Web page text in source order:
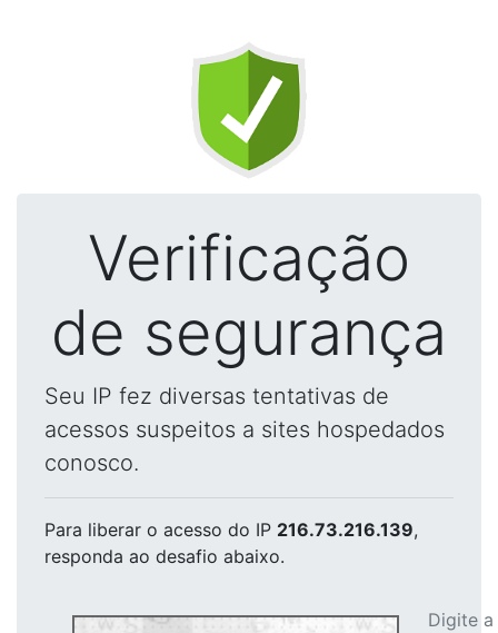
Verificação
de segurança
Seu IP fez diversas tentativas de
acessos suspeitos a sites hospedados
conosco.
Para liberar o acesso do IP 216.73.216.139,
responda ao desafio abaixo.
Digite